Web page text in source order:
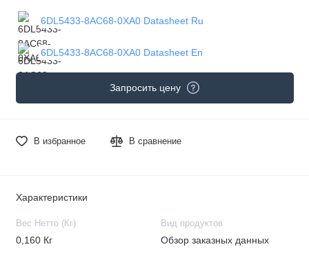
6DL5433-8AC68-0XA0 Datasheet Ru
6DL5433-8AC68-0XA0 Datasheet En
Запросить цену
В избранное В сравнение
Характеристики
Вес Нетто (Кг)
0,160 Кг
Вид продуктов
Обзор заказных данных